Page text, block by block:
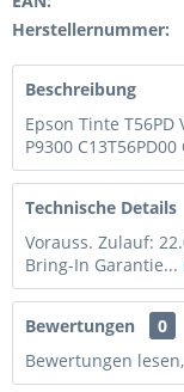
Herstellernummer:
Beschreibung
Epson Tinte T56PD
P9300
Technische Details
Vorauss. Zulauf:
Bring-In Garantie...
Bewertungen
0
Bewertungen